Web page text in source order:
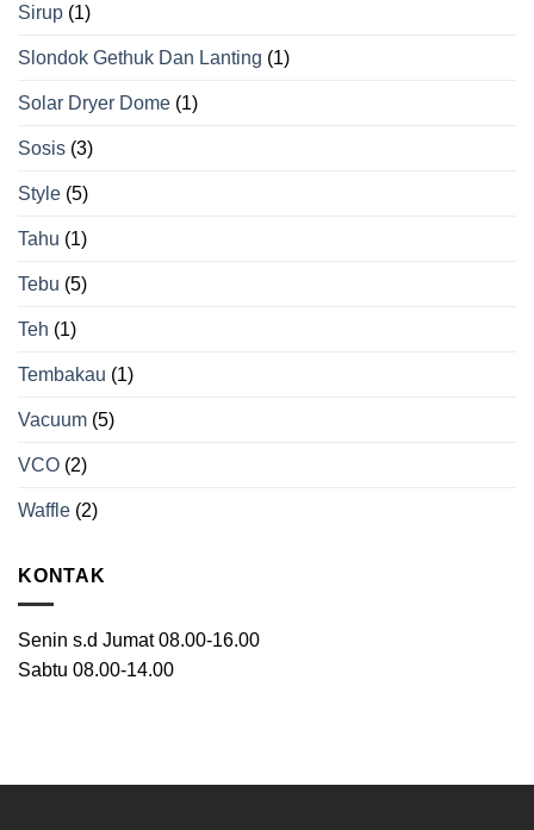
Sirup (1)
Slondok Gethuk Dan Lanting (1)
Solar Dryer Dome (1)
Sosis (3)
Style (5)
Tahu (1)
Tebu (5)
Teh (1)
Tembakau (1)
Vacuum (5)
VCO (2)
Waffle (2)
KONTAK
Senin s.d Jumat 08.00-16.00
Sabtu 08.00-14.00